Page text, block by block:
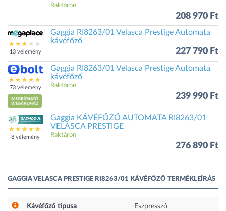
Raktáron
208 970 Ft
13 vélemény
Gaggia RI8263/01 Velasca Prestige Automata
kávéfőző
227 790 Ft
73 vélemény
Gaggia RI8263/01 Velasca Prestige Automata
kávéfőző
Raktáron
239 990 Ft
8 vélemény
Gaggia KÁVÉFŐZŐ AUTOMATA RI8263/01
VELASCA PRESTIGE
Raktáron
276 890 Ft
GAGGIA VELASCA PRESTIGE RI8263/01 KÁVÉFŐZŐ TERMÉKLEÍRÁS
Kávéfőző típusa Eszpresszó